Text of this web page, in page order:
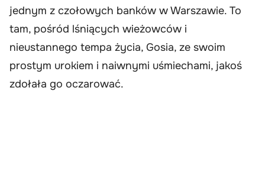
jednym z czołowych banków w Warszawie. To
tam, pośród lśniących wieżowców i
nieustannego tempa życia, Gosia, ze swoim
prostym urokiem i naiwnymi uśmiechami, jakoś
zdołała go oczarować.